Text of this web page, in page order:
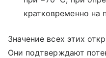
кратковременно на
Значение всех этих
Они подтверждают